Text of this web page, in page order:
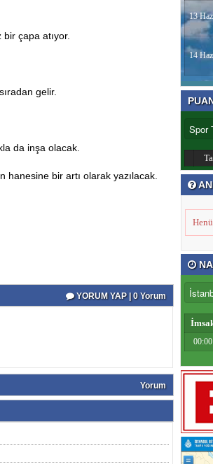
çapa atıyor.
gelir.
da inşa olacak.
hanesine bir artı olarak yazılacak.
YORUM YAP | 0 Yorum
Yorum
13
14
00:00